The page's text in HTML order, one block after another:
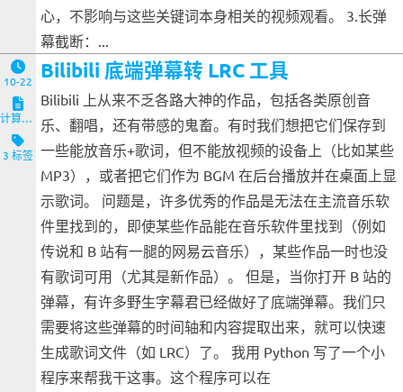
心，不影响与这些关键词本身相关的视频观看。 3.长弹
幕截断：...
10-22
计算机与客户端
3 标签
Bilibili 底端弹幕转 LRC 工具
Bilibili 上从来不乏各路大神的作品，包括各类原创音
乐、翻唱，还有带感的鬼畜。有时我们想把它们保存到
一些能放音乐+歌词，但不能放视频的设备上（比如某些
MP3），或者把它们作为 BGM 在后台播放并在桌面上显
示歌词。 问题是，许多优秀的作品是无法在主流音乐软
件里找到的，即使某些作品能在音乐软件里找到（例如
传说和 B 站有一腿的网易云音乐），某些作品一时也没
有歌词可用（尤其是新作品）。 但是，当你打开 B 站的
弹幕，有许多野生字幕君已经做好了底端弹幕。我们只
需要将这些弹幕的时间轴和内容提取出来，就可以快速
生成歌词文件（如 LRC）了。 我用 Python 写了一个小
程序来帮我干这事。这个程序可以在